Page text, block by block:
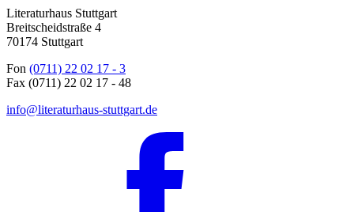
Literaturhaus Stuttgart
Breitscheidstraße 4
70174 Stuttgart
Fon (0711) 22 02 17 - 3
Fax (0711) 22 02 17 - 48
info@literaturhaus-stuttgart.de